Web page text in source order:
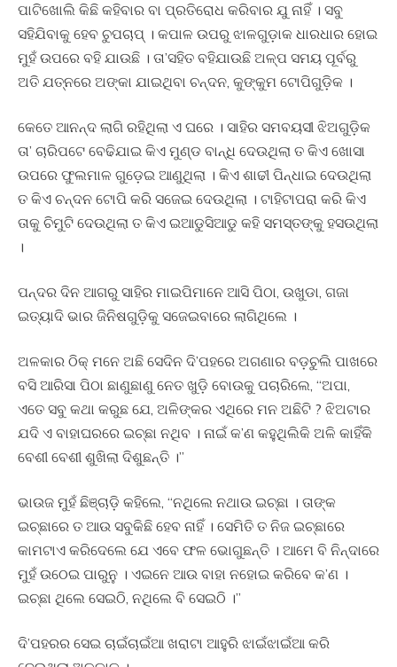
ପାଟିଖୋଲି କିଛି କହିବାର ବା ପ୍ରତିରୋଧ କରିବାର ଯୁ ନାହିଁ । ସବୁ
ସହିଯିବାକୁ ହେବ ଚୁପଚାପ୍ । କପାଳ ଉପରୁ ଝାଳଗୁଡ଼ାକ ଧାରଧାର ହୋଇ
ମୁହଁ ଉପରେ ବହି ଯାଉଛି । ତା’ସହିତ ବହିଯାଉଛି ଅଳ୍ପ ସମୟ ପୂର୍ବରୁ
ଅତି ଯତ୍ନରେ ଅଙ୍କା ଯାଇଥିବା ଚନ୍ଦନ, କୁଙ୍କୁମ ଟୋପିଗୁଡ଼ିକ ।
କେତେ ଆନନ୍ଦ ଲାଗି ରହିଥିଲା ଏ ଘରେ । ସାହିର ସମବୟସୀ ଝିଅଗୁଡ଼ିକ
ତା’ ଚାରିପଟେ ବେଢିଯାଇ କିଏ ମୁଣ୍ଡ ବାନ୍ଧି ଦେଉଥିଲା ତ କିଏ ଖୋସା
ଉପରେ ଫୁଲମାଳ ଗୁଡ଼େଇ ଆଣୁଥିଲା । କିଏ ଶାଢୀ ପିନ୍ଧାଇ ଦେଉଥିଲା
ତ କିଏ ଚନ୍ଦନ ଟୋପି କରି ସଜେଇ ଦେଉଥିଲା । ଟାହିଟାପରା କରି କିଏ
ତାକୁ ଚିମୁଟି ଦେଉଥିଲା ତ କିଏ ଇଆଡୁସିଆଡୁ କହି ସମସ୍ତଙ୍କୁ ହସଉଥିଲା
।
ପନ୍ଦର ଦିନ ଆଗରୁ ସାହିର ମାଇପିମାନେ ଆସି ପିଠା, ଉଖୁଡା, ଗଜା
ଇତ୍ୟାଦି ଭାର ଜିନିଷଗୁଡ଼ିକୁ ସଜେଇବାରେ ଲାଗିଥିଲେ ।
ଅଳକାର ଠିକ୍ ମନେ ଅଛି ସେଦିନ ଦି’ପହରେ ଅଗଣାର ବଡ଼ଚୁଲି ପାଖରେ
ବସି ଆରିସା ପିଠା ଛାଣୁଛାଣୁ ନେତ ଖୁଡ଼ି ବୋଉକୁ ପଚାରିଲେ, “ଅପା,
ଏତେ ସବୁ କଥା କରୁଛ ଯେ, ଅଳିଙ୍କର ଏଥିରେ ମନ ଅଛିଟି ? ଝିଅଟାର
ଯଦି ଏ ବାହାଘରରେ ଇଚ୍ଛା ନଥିବ । ନାଇଁ କ’ଣ କହୁଥିଲିକି ଅଳି କାହିଁକି
ବେଶୀ ବେଶୀ ଶୁଖିଲା ଦିଶୁଛନ୍ତି ।”
ଭାଉଜ ମୁହଁ ଛିଞ୍ଚାଡ଼ି କହିଲେ, “ନଥିଲେ ନଥାଉ ଇଚ୍ଛା । ତାଙ୍କ
ଇଚ୍ଛାରେ ତ ଆଉ ସବୁକିଛି ହେବ ନାହିଁ । ସେମିତି ତ ନିଜ ଇଚ୍ଛାରେ
କାମଟାଏ କରିଦେଲେ ଯେ ଏବେ ଫଳ ଭୋଗୁଛନ୍ତି । ଆମେ ବି ନିନ୍ଦାରେ
ମୁହଁ ଉଠେଇ ପାରୁନୁ । ଏଇନେ ଆଉ ବାହା ନହୋଇ କରିବେ କ’ଣ ।
ଇଚ୍ଛା ଥିଲେ ସେଇଠି, ନଥିଲେ ବି ସେଇଠି ।”
ଦି’ପହରର ସେଇ ଚାଇଁଚାଇଁଆ ଖରାଟା ଆହୁରି ଝାଇଁଝାଇଁଆ କରି